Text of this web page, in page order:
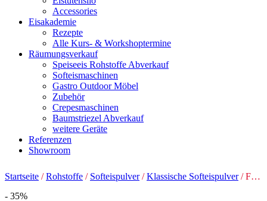
Accessories
Eisakademie
Rezepte
Alle Kurs- & Workshoptermine
Räumungsverkauf
Speiseeis Rohstoffe Abverkauf
Softeismaschinen
Gastro Outdoor Möbel
Zubehör
Crepesmaschinen
Baumstriezel Abverkauf
weitere Geräte
Referenzen
Showroom
Startseite /Rohstoffe / Softeispulver/Klassische Softeispulver/ Freeezy Softeispulver Honigmelone
- 35%